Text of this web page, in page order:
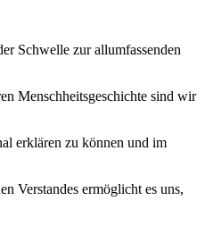
Schwelle zur allumfassenden
Menschheitsgeschichte sind wir
erklären zu können und im
Verstandes ermöglicht es uns,